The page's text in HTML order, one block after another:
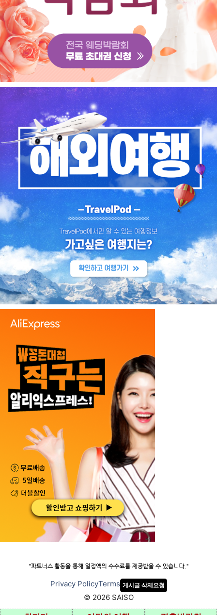
© 2026 SAISO
Privacy PolicyTerms 게시글 삭제요청